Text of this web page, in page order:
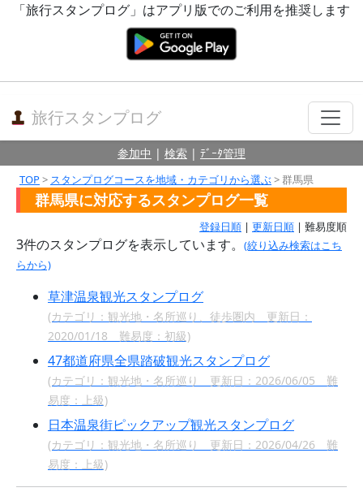
「旅行スタンプログ」はアプリ版でのご利用を推奨します
旅行スタンプログ
参加中 | 検索 | ﾃﾞｰﾀ管理
TOP> スタンプログコースを地域・カテゴリから選ぶ> 群馬県
群馬県に対応するスタンプログ一覧
登録日順 | 更新日順 | 難易度順
3件のスタンプログを表示しています。
(絞り込み検索はこち
らから)
草津温泉観光スタンプログ
(カテゴリ：観光地・名所巡り、徒歩圏内 更新日：
2020/01/18 難易度：初級)
47都道府県全県踏破観光スタンプログ
(カテゴリ：観光地・名所巡り 更新日：2026/06/05 難
易度：上級)
日本温泉街ピックアップ観光スタンプログ
(カテゴリ：観光地・名所巡り 更新日：2026/04/26 難
易度：上級)